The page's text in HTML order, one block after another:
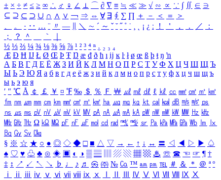
± × ÷ ≠ ≤ ≥ ∞ ∴ ♂ ♀ ∠ ⊥ ⌒ ∂ ∇ ≡ ≒ ≪ ≫ √ ∽ ∝ ∵ ∫ ∬ ∈ ∋
⊆ ⊇ ⊂ ⊃ ∪ ∩ ∧ ∨ ￢ ⇒ ⇔ ∀ ∃ ∮ ∑ ∏ ＋ － ＜ ＝
＞
、
。 · ‥ … ¨ 〃 ― ＼ ∼ ´ ～ ˇ ˘ ˝ ˚ ˙ ¸ ¡ ¿ ː ！ ＇ ， ． ／
：
；
？ ＾ ｀
½ ⅓ ⅔ ¼ ¾ ⅛ ⅜ ⅝ ⅞ ¹ ² ³ ⁴ ⁿ ₁ ₂ ₃ ₄
Æ Ð Ħ Ĳ Ł Ø Œ Þ Ŧ Ŋ æ đ ð ħ ı ĳ ĸ ŀ ł ø œ ß þ ŧ ŋ ŉ
А Б В Г Д Е Ё Ж З И Й К Л М Н О П Р С Т У Ф Х Ц Ч Ш Щ Ъ
Ы Ь Э Ю Я а б в г д е ё ж з и й к л м н о п р с т у ф х ц ч ш щ ъ
ы ь э ю я
′ ″ ℃ Å ￠ ￡ ￥ ¤ ℉ ‰ ＄ ％ Ｆ ￦ ㎕ ㎖ ㎗ ℓ ㎘ ㏄ ㎣ ㎤ ㎥ ㎦
㎙ ㎚ ㎛ ㎜ ㎝ ㎞ ㎟ ㎠ ㎡ ㎢ ㏊ ㎍ ㎎ ㎏ ㏏ ㎈ ㎉ ㏈ ㎧ ㎨ ㎰
㎱ ㎲ ㎳ ㎴ ㎵ ㎶ ㎷ ㎸ ㎹ ㎀ ㎁ ㎂ ㎃ ㎄ ㎺ ㎻ ㎽ ㎾ ㎿ ㎐ ㎑
㎒ ㎓ ㎔ Ω ㏀ ㏁ ㎊ ㎋ ㎌ ㏖ ㏅ ㎭ ㎮ ㎯ ㏛ ㎩ ㎪ ㎫ ㎬ ㏝ ㏐
㏓
㏃ ㏉ ㏜ ㏆
§ ※ ☆ ★ ○ ● ◎ ◇ ◆ □ ■ △ ▽ → ← ↑ ↓ ↔ 〓 ◁ ◀ ▷ ▶ ♤
♠ ♡ ♥ ♧ ♣ ⊙ ◈ ▣ ◐ ◑ ▒ ▤ ▨ ▧ ▦ ▩ ♨ ☏ ☎ ☜ ☞ ¶ †
‡ ↕ ↗ ↙ ↖ ↘ ♭ ♩ ♪ ♬ ㉿ ㈜ № ㏇ ™ ㏂ ㏘ ℡ ＃ ＆ ＊ ＠ ª º
ⅰ
ⅱ ⅲ ⅳ ⅴ ⅵ ⅶ ⅷ ⅸ ⅹ Ⅳ Ⅴ Ⅵ Ⅶ Ⅷ Ⅸ Ⅹ